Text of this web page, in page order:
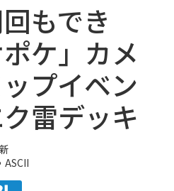
もでき
ケ」カメ
プイベン
雷デッキ